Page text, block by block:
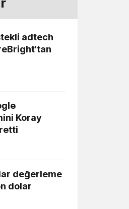
adtech
Koray
değerleme
dolar